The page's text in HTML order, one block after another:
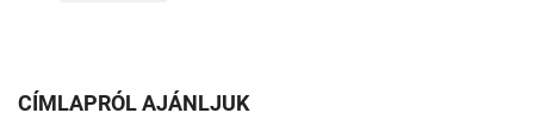
CÍMLAPRÓL AJÁNLJUK